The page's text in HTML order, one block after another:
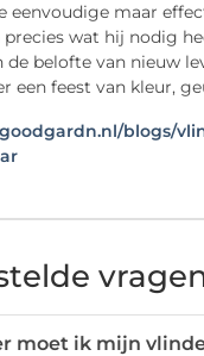
eenvoudige maar
wat hij nodig
de belofte van nieuw
een feest van kleur,
blogs/
moet ik mijn